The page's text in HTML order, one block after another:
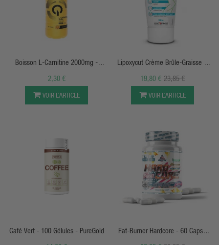
APERÇU RAPIDE
Boisson L-Carnitine 2000mg -
700ml - QNT
2,30 €
VOIR L’ARTICLE
APERÇU RAPIDE
Lipoxycut Crème Brûle-Graisse &
Sculptante
23,85 €
19,80 €
VOIR L’ARTICLE
Café Vert - 100 Gélules - PureGold
Fat-Burner Hardcore - 60 Caps -
American Supplement